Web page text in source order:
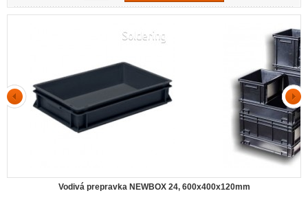
Vodivá prepravka NEWBOX 24, 600x400x120mm